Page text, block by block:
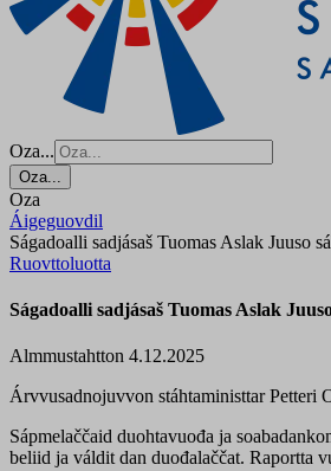
Oza...
Oza...
Oza
Áigeguovdil
Ságadoalli sadjásaš Tuomas Aslak Juuso
Ruovttoluotta
Ságadoalli sadjásaš Tuomas Aslak
Almmustahtton 4.12.2025
Árvvusadnojuvvon stáhtaministtar Petteri
Sápmelaččaid duohtavuođa ja
beliid ja váldit dan duođalaččat. Raportta